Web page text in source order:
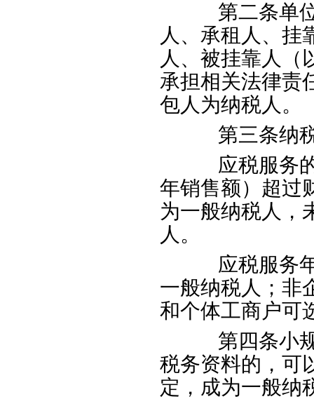
第二条单位
人、承租人、挂
人、被挂靠人（
承担相关法律责
包人为纳税人。
第三条纳税
应税服务的
年销售额）超过
为一般纳税人，
人。
应税服务年
一般纳税人；非
和个体工商户可
第四条小规
税务资料的，可
定，成为一般纳